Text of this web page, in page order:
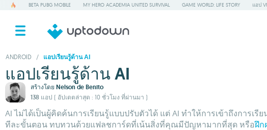
BETA PUBG MOBILE MY HERO ACADEMIA UNITED SURVIVAL GAME WORLD: LIFE STORY แอป
ANDROID / แอปเรียนรู้ด้าน AI
แอปเรียนรู้ด้าน AI
สร้างโดย Nelson de Benito
138 แอป ( อัปเดตล่าสุด : 10 ชั่วโมง ที่ผ่านมา )
AI ไม่ได้เป็นผู้คิดค้นการเรียนรู้แบบปรับตัวได้ แต่ AI ทำให้การเข้าถึงการ
ทีละขั้นตอน ทบทวนด้วยแฟลชการ์ดที่เน้นสิ่งที่คุณมีปัญหามากที่สุด หรือฝึก